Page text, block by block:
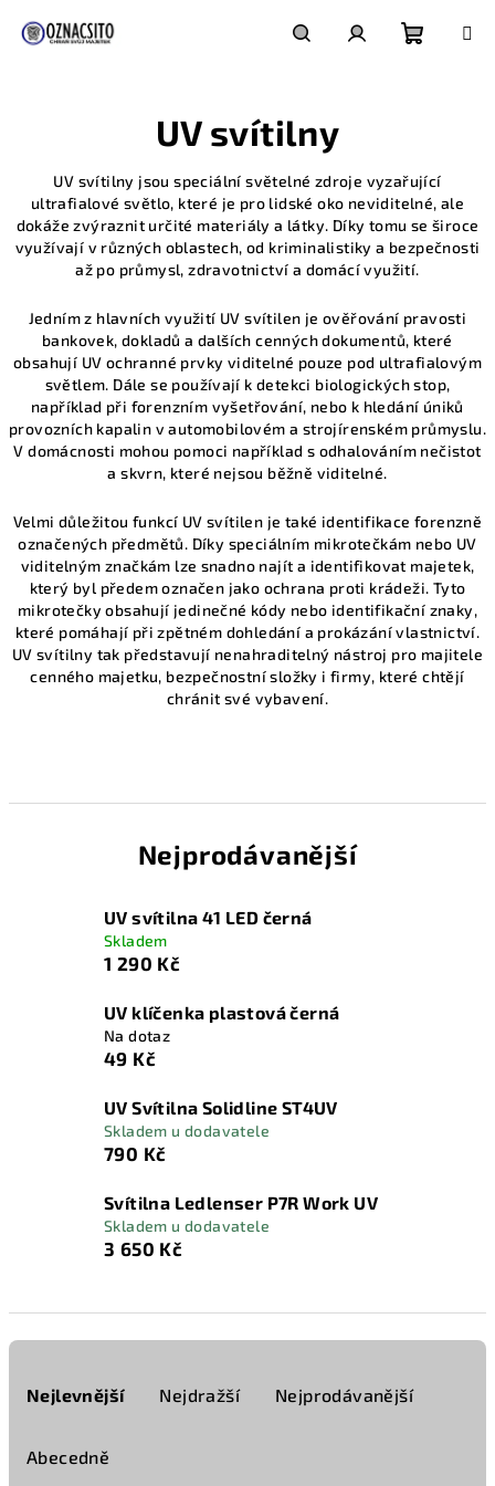
UV svítilny
UV svítilny jsou speciální světelné zdroje vyzařující
ultrafialové světlo, které je pro lidské oko neviditelné, ale
dokáže zvýraznit určité materiály a látky. Díky tomu se široce
využívají v různých oblastech, od kriminalistiky a bezpečnosti
až po průmysl, zdravotnictví a domácí využití.
Jedním z hlavních využití UV svítilen je ověřování pravosti
bankovek, dokladů a dalších cenných dokumentů, které
obsahují UV ochranné prvky viditelné pouze pod ultrafialovým
světlem. Dále se používají k detekci biologických stop,
například při forenzním vyšetřování, nebo k hledání úniků
provozních kapalin v automobilovém a strojírenském průmyslu.
V domácnosti mohou pomoci například s odhalováním nečistot
a skvrn, které nejsou běžně viditelné.
Velmi důležitou funkcí UV svítilen je také identifikace forenzně
označených předmětů. Díky speciálním mikrotečkám nebo UV
viditelným značkám lze snadno najít a identifikovat majetek,
který byl předem označen jako ochrana proti krádeži. Tyto
mikrotečky obsahují jedinečné kódy nebo identifikační znaky,
které pomáhají při zpětném dohledání a prokázání vlastnictví.
UV svítilny tak představují nenahraditelný nástroj pro majitele
cenného majetku, bezpečnostní složky i firmy, které chtějí
chránit své vybavení.
Nejprodávanější
UV svítilna 41 LED černá
Skladem
1 290 Kč
UV klíčenka plastová černá
Na dotaz
49 Kč
UV Svítilna Solidline ST4UV
Skladem u dodavatele
790 Kč
Svítilna Ledlenser P7R Work UV
Skladem u dodavatele
3 650 Kč
Nejlevnější Nejdražší Nejprodávanější
Abecedně